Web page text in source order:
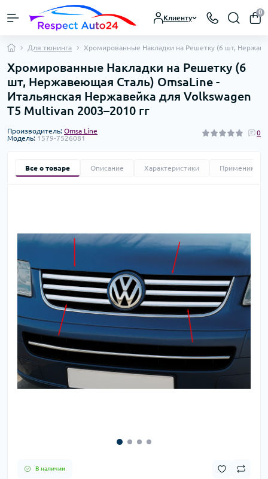
Клиенту
0
Для тюнинга Хромированные Накладки на Решетку (6 шт,
Хромированные Накладки на Решетку (6
шт, Нержавеющая Сталь) OmsaLine -
Итальянская Нержавейка для Volkswagen
T5 Multivan 2003–2010 гг
Производитель: Omsa Line
Модель: 1579-7526081
0
Все о товаре Описание Характеристики
В наличии